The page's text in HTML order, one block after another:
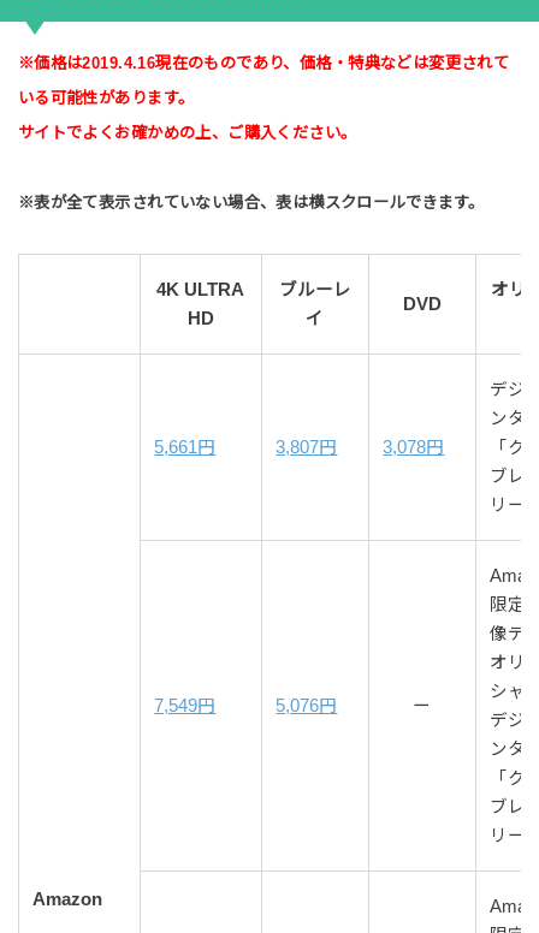
※価格は2019.4.16現在のものであり、価格・特典などは変更されて
いる可能性があります。
サイトでよくお確かめの上、ご購入ください。
※表が全て表示されていない場合、表は横スクロールできます。
4K ULTRA
HD
ブルーレ
イ
DVD
オリ
Amazon
5,661円 3,807円 3,078円
デジ
ンタ
「ク
ブレ
リー
7,549円 5,076円 ー
限定
像デ
オリ
シャ
デジ
ンタ
「ク
ブレ
リー